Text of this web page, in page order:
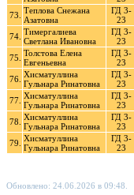
73. Теплова Снежана
Азатовна
ГД 3-
23
74. Тимергалиева
Светлана Ивановна
ГД 3-
23
75. Толстова Елена
Евгеньевна
ГД 3-
23
76. Хисматуллина
Гульнара Ринатовна
ГД 3-
23
77. Хисматуллина
Гульнара Ринатовна
ГД 3-
23
78. Хисматуллина
Гульнара Ринатовна
ГД 3-
23
79. Хисматуллина
Гульнара Ринатовна
ГД 3-
23
Обновлено: 24.06.2026 в 09:48.